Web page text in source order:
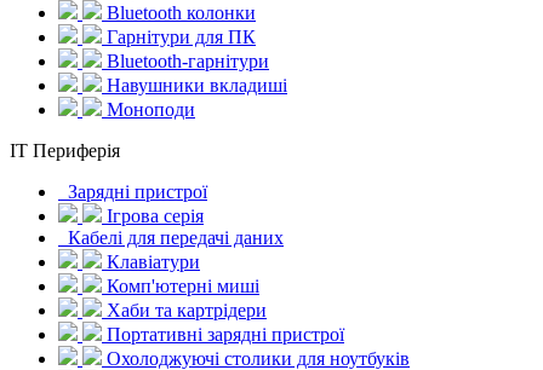
Bluetooth колонки
Гарнітури для ПК
Bluetooth-гарнітури
Навушники вкладиші
Моноподи
IT Периферія
Зарядні пристрої
Ігрова серія
Кабелі для передачі даних
Клавіатури
Комп'ютерні миші
Хаби та картрідери
Портативні зарядні пристрої
Охолоджуючі столики для ноутбуків